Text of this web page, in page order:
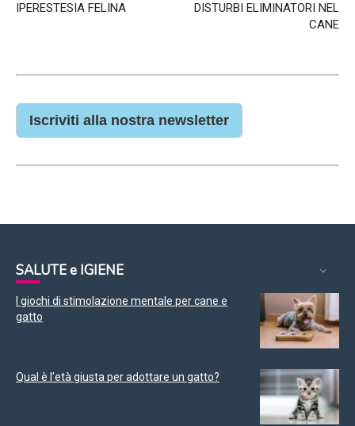
IPERESTESIA FELINA
DISTURBI ELIMINATORI NEL
CANE
Iscriviti alla nostra newsletter
SALUTE e IGIENE
I giochi di stimolazione mentale per cane e
gatto
Qual è l’età giusta per adottare un gatto?